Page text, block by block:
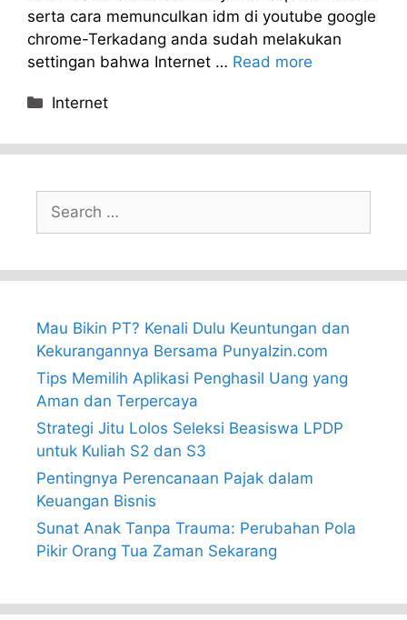
serta cara memunculkan idm di youtube google
chrome-Terkadang anda sudah melakukan
settingan bahwa Internet … Read more
Categories
Internet
for:
Mau Bikin PT? Kenali Dulu Keuntungan dan
Kekurangannya Bersama PunyaIzin.com
Tips Memilih Aplikasi Penghasil Uang yang
Aman dan Terpercaya
Strategi Jitu Lolos Seleksi Beasiswa LPDP
untuk Kuliah S2 dan S3
Pentingnya Perencanaan Pajak dalam
Keuangan Bisnis
Sunat Anak Tanpa Trauma: Perubahan Pola
Pikir Orang Tua Zaman Sekarang